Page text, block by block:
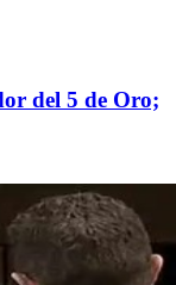
del 5 de Oro;